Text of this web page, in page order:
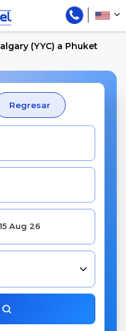
(YYC) a Phuket
Regresar